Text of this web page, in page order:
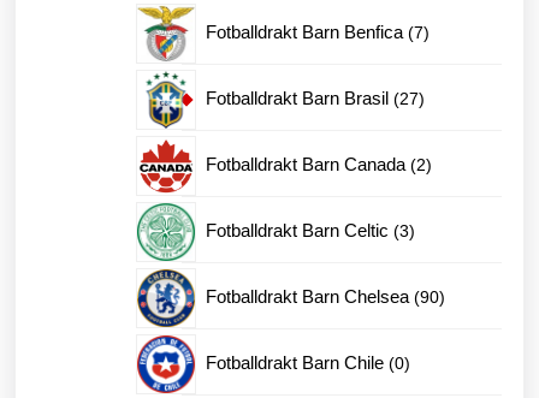
Fotballdrakt Barn Benfica 77
Fotballdrakt Barn Brasil 2727
Fotballdrakt Barn Canada 22
Fotballdrakt Barn Celtic 33
Fotballdrakt Barn Chelsea 9090
Fotballdrakt Barn Chile 00